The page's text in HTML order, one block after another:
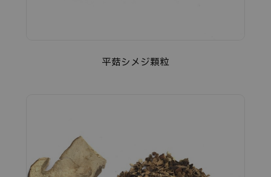
平菇シメジ顆粒